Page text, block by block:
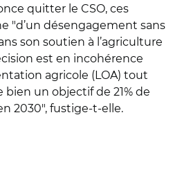
quitter le CSO, ces
"d’un désengagement sans
son soutien à l’agriculture
est en incohérence
agricole (LOA) tout
un objectif de 21% de
2030", fustige-t-elle.